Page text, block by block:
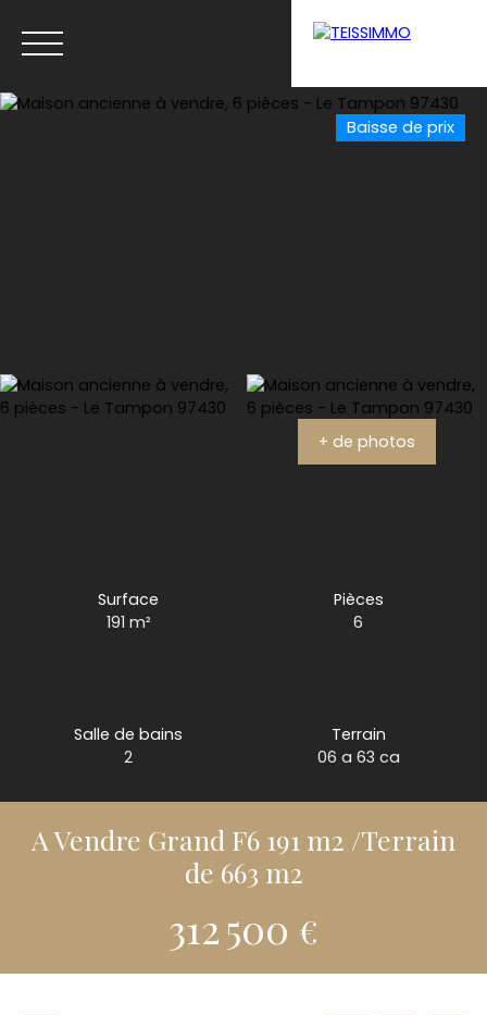
Baisse de prix
+ de photos
Surface
191 m²
Pièces
6
Salle de bains
2
Terrain
06 a 63 ca
A Vendre Grand F6 191 m2 /Terrain
de 663 m2
312 500 €